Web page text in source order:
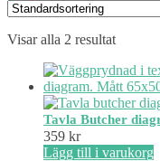
Visar alla 2 resultat
Tavla Butcher
359 kr
Lägg till i varukorg